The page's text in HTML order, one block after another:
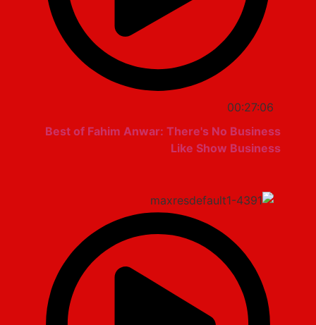
00:27:06
Best of Fahim Anwar: There's No Business
Like Show Business